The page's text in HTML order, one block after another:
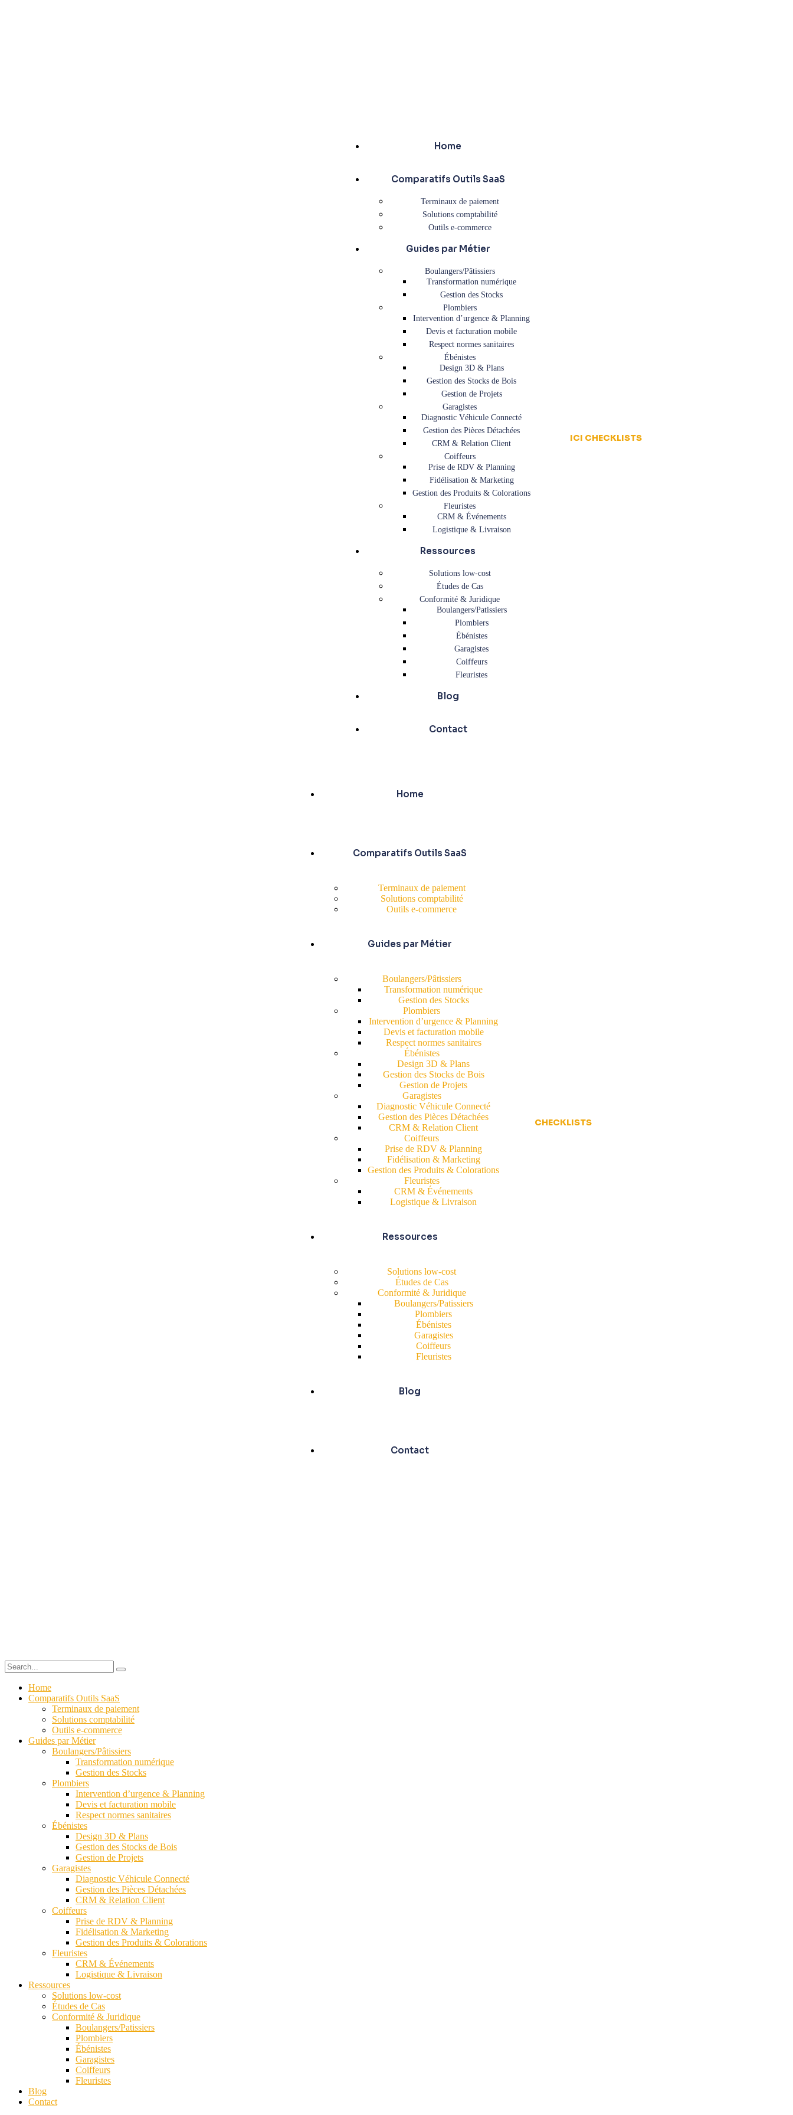
Home
Comparatifs Outils SaaS
Terminaux de paiement
Solutions comptabilité
Outils e-commerce
Guides par Métier
Boulangers/Pâtissiers
Transformation numérique
Gestion des Stocks
Plombiers
Intervention d’urgence & Planning
Devis et facturation mobile
Respect normes sanitaires
Ébénistes
Design 3D & Plans
Gestion des Stocks de Bois
Gestion de Projets
Garagistes
Diagnostic Véhicule Connecté
Gestion des Pièces Détachées
CRM & Relation Client
Coiffeurs
Prise de RDV & Planning
Fidélisation & Marketing
Gestion des Produits & Colorations
Fleuristes
CRM & Événements
Logistique & Livraison
Ressources
Solutions low-cost
Études de Cas
Conformité & Juridique
Boulangers/Patissiers
Plombiers
Ébénistes
Garagistes
Coiffeurs
Fleuristes
Blog
Contact
ICI CHECKLISTS
Home
Comparatifs Outils SaaS
Terminaux de paiement
Solutions comptabilité
Outils e-commerce
Guides par Métier
Boulangers/Pâtissiers
Transformation numérique
Gestion des Stocks
Plombiers
Intervention d’urgence & Planning
Devis et facturation mobile
Respect normes sanitaires
Ébénistes
Design 3D & Plans
Gestion des Stocks de Bois
Gestion de Projets
Garagistes
Diagnostic Véhicule Connecté
Gestion des Pièces Détachées
CRM & Relation Client
Coiffeurs
Prise de RDV & Planning
Fidélisation & Marketing
Gestion des Produits & Colorations
Fleuristes
CRM & Événements
Logistique & Livraison
Ressources
Solutions low-cost
Études de Cas
Conformité & Juridique
Boulangers/Patissiers
Plombiers
Ébénistes
Garagistes
Coiffeurs
Fleuristes
Blog
Contact
CHECKLISTS
Home
Comparatifs Outils SaaS
Terminaux de paiement
Solutions comptabilité
Outils e-commerce
Guides par Métier
Boulangers/Pâtissiers
Transformation numérique
Gestion des Stocks
Plombiers
Intervention d’urgence & Planning
Devis et facturation mobile
Respect normes sanitaires
Ébénistes
Design 3D & Plans
Gestion des Stocks de Bois
Gestion de Projets
Garagistes
Diagnostic Véhicule Connecté
Gestion des Pièces Détachées
CRM & Relation Client
Coiffeurs
Prise de RDV & Planning
Fidélisation & Marketing
Gestion des Produits & Colorations
Fleuristes
CRM & Événements
Logistique & Livraison
Ressources
Solutions low-cost
Études de Cas
Conformité & Juridique
Boulangers/Patissiers
Plombiers
Ébénistes
Garagistes
Coiffeurs
Fleuristes
Blog
Contact